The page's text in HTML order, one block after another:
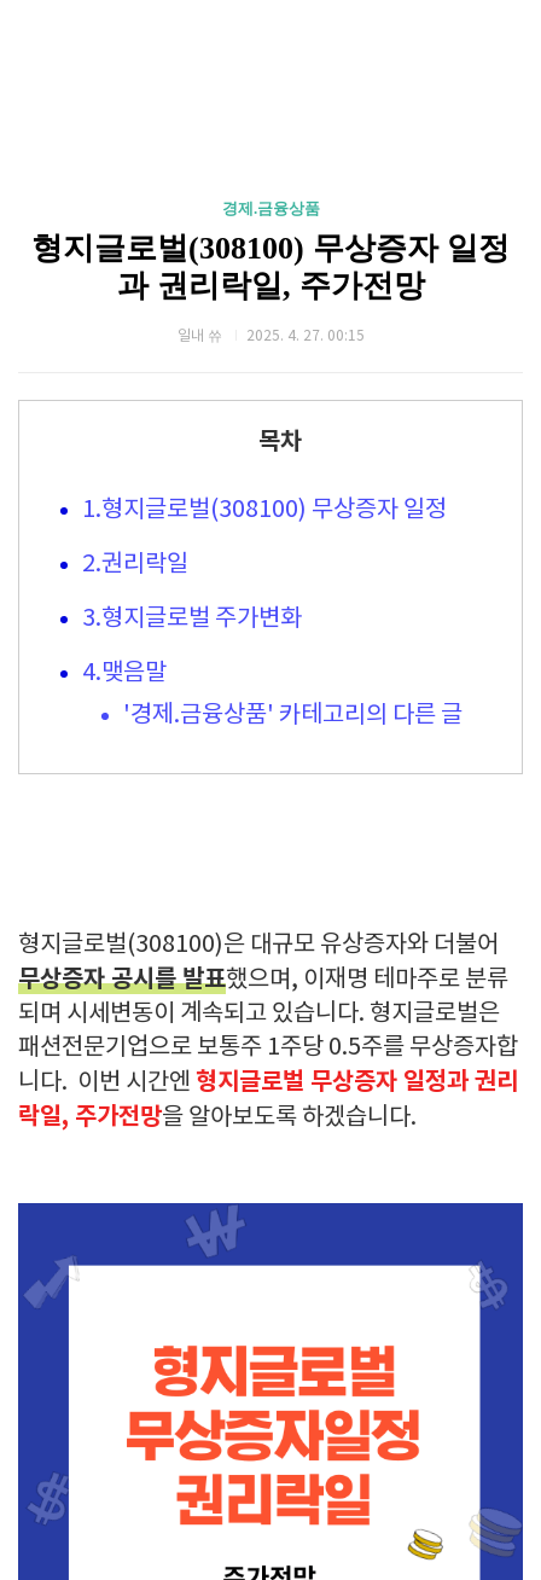
경제.금융상품
형지글로벌(308100) 무상증자 일정
과 권리락일, 주가전망
일내 쓔 2025. 4. 27. 00:15
목차
1.형지글로벌(308100) 무상증자 일정
2.권리락일
3.형지글로벌 주가변화
4.맺음말
'경제.금융상품' 카테고리의 다른 글
형지글로벌(308100)은 대규모 유상증자와 더불어
무상증자 공시를 발표했으며, 이재명 테마주로 분류
되며 시세변동이 계속되고 있습니다. 형지글로벌은
패션전문기업으로 보통주 1주당 0.5주를 무상증자합
니다. 이번 시간엔 형지글로벌 무상증자 일정과 권리
락일, 주가전망을 알아보도록 하겠습니다.